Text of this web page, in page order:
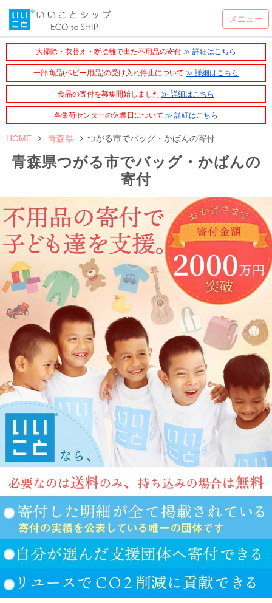
大掃除・衣替え・断捨離で出た不用品の寄付 ≫ 詳細はこちら
一部商品(ベビー用品)の受け入れ停止について ≫ 詳細はこちら
食品の寄付を募集開始しました ≫ 詳細はこちら
各集荷センターの休業日について ≫ 詳細はこちら
HOME 青森県 つがる市でバッグ・かばんの寄付
青森県つがる市でバッグ・かばんの
寄付